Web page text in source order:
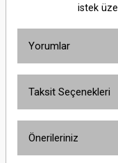
istek
Yorumlar
Taksit Seçenekleri
Önerileriniz